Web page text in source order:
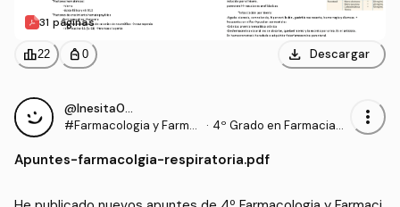
31 páginas
leaderboard22 personal_bag 0 download Descargar
@Inesita010
#Farmacologia y Farma
· 4º Grado en Farmacia
more_vert
Apuntes-farmacolgia-respiratoria.pdf